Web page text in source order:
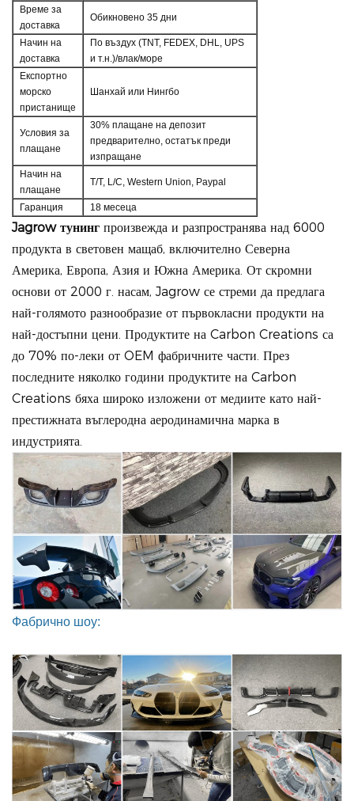
Време за
доставка
Обикновено 35 дни
Начин на
доставка
По въздух (TNT, FEDEX, DHL, UPS
и т.н.)/влак/море
Експортно
морско
пристанище
Шанхай или Нингбо
Условия за
плащане
30% плащане на депозит
предварително, остатък преди
изпращане
Начин на
плащане
T/T, L/C, Western Union, Paypal
Гаранция 18 месеца
Jagrow тунинг произвежда и разпространява над 6000
продукта в световен мащаб, включително Северна
Америка, Европа, Азия и Южна Америка. От скромни
основи от 2000 г. насам, Jagrow се стреми да предлага
най-голямото разнообразие от първокласни продукти на
най-достъпни цени. Продуктите на Carbon Creations са
до 70% по-леки от OEM фабричните части. През
последните няколко години продуктите на Carbon
Creations бяха широко изложени от медиите като най-
престижната въглеродна аеродинамична марка в
индустрията.
Фабрично шоу: